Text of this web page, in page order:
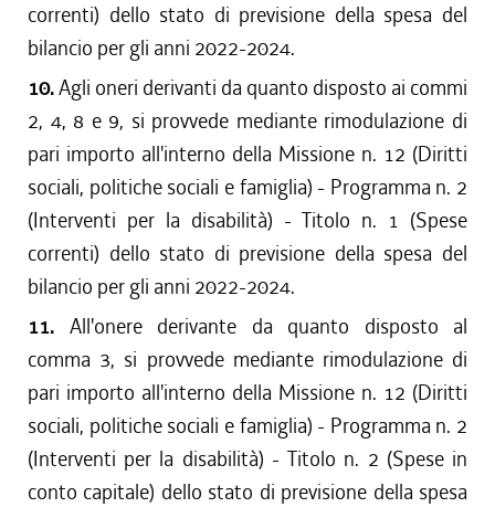
correnti) dello stato di previsione della spesa del
bilancio per gli anni 2022-2024.
10.Agli oneri derivanti da quanto disposto ai commi
2, 4, 8 e 9, si provvede mediante rimodulazione di
pari importo all'interno della Missione n. 12 (Diritti
sociali, politiche sociali e famiglia) - Programma n. 2
(Interventi per la disabilità) - Titolo n. 1 (Spese
correnti) dello stato di previsione della spesa del
bilancio per gli anni 2022-2024.
11. All'onere derivante da quanto disposto al
comma 3, si provvede mediante rimodulazione di
pari importo all'interno della Missione n. 12 (Diritti
sociali, politiche sociali e famiglia) - Programma n. 2
(Interventi per la disabilità) - Titolo n. 2 (Spese in
conto capitale) dello stato di previsione della spesa